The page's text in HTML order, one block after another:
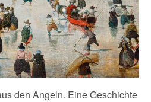
den Angeln. Eine Geschichte